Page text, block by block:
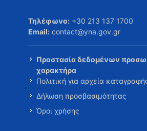
Τηλέφωνο: +30 213 137 1700
Email: contact@yna.gov.gr
Προστασία δεδομένων
χαρακτήρα
Πολιτική για αρχεία
Δήλωση προσβασιμότητας
Όροι χρήσης